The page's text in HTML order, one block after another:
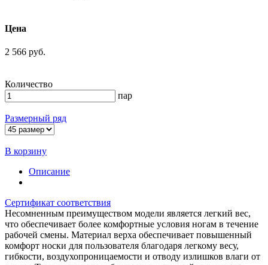
Цена
2 566 руб.
Количество
пар
Размерный ряд
В корзину
Описание
Сертификат соответствия
Несомненным преимуществом модели является легкий вес,
что обеспечивает более комфортные условия ногам в течение
рабочей смены. Материал верха обеспечивает повышенный
комфорт носки для пользователя благодаря легкому весу,
гибкости, воздухопроницаемости и отводу излишков влаги от